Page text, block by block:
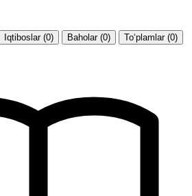
Iqtiboslar (0) Baholar (0) To‘plamlar (0)